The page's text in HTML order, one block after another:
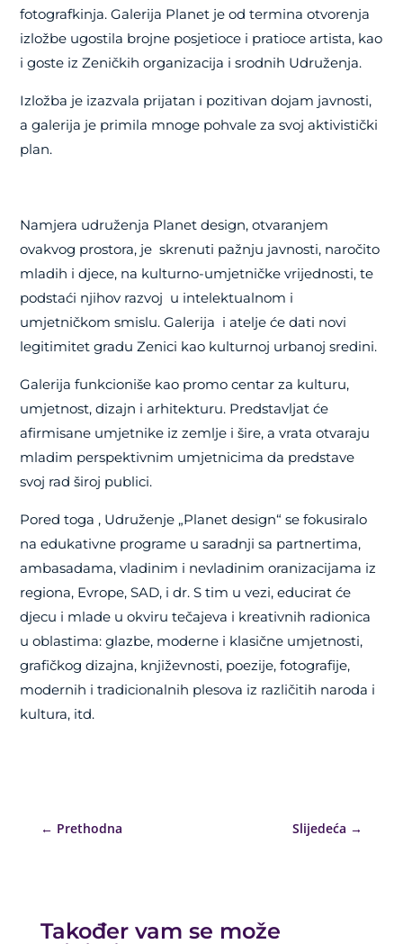
fotografkinja. Galerija Planet je od termina otvorenja
izložbe ugostila brojne posjetioce i pratioce artista, kao
i goste iz Zeničkih organizacija i srodnih Udruženja.
Izložba je izazvala prijatan i pozitivan dojam javnosti,
a galerija je primila mnoge pohvale za svoj aktivistički
plan.
Namjera udruženja Planet design, otvaranjem
ovakvog prostora, je skrenuti pažnju javnosti, naročito
mladih i djece, na kulturno-umjetničke vrijednosti, te
podstaći njihov razvoj u intelektualnom i
umjetničkom smislu. Galerija i atelje će dati novi
legitimitet gradu Zenici kao kulturnoj urbanoj sredini.
Galerija funkcioniše kao promo centar za kulturu,
umjetnost, dizajn i arhitekturu. Predstavljat će
afirmisane umjetnike iz zemlje i šire, a vrata otvaraju
mladim perspektivnim umjetnicima da predstave
svoj rad široj publici.
Pored toga , Udruženje „Planet design“ se fokusiralo
na edukativne programe u saradnji sa partnertima,
ambasadama, vladinim i nevladinim oranizacijama iz
regiona, Evrope, SAD, i dr. S tim u vezi, educirat će
djecu i mlade u okviru tečajeva i kreativnih radionica
u oblastima: glazbe, moderne i klasične umjetnosti,
grafičkog dizajna, književnosti, poezije, fotografije,
modernih i tradicionalnih plesova iz različitih naroda i
kultura, itd.
← Prethodna Slijedeća →
Također vam se može